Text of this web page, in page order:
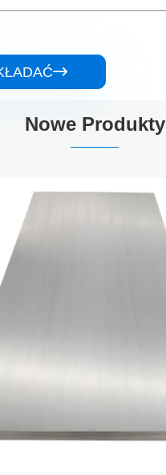

Nowe Produkty